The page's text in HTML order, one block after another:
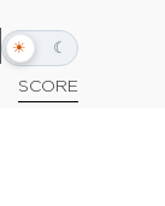
☀ ☾
Alternar
escuro
SCORE